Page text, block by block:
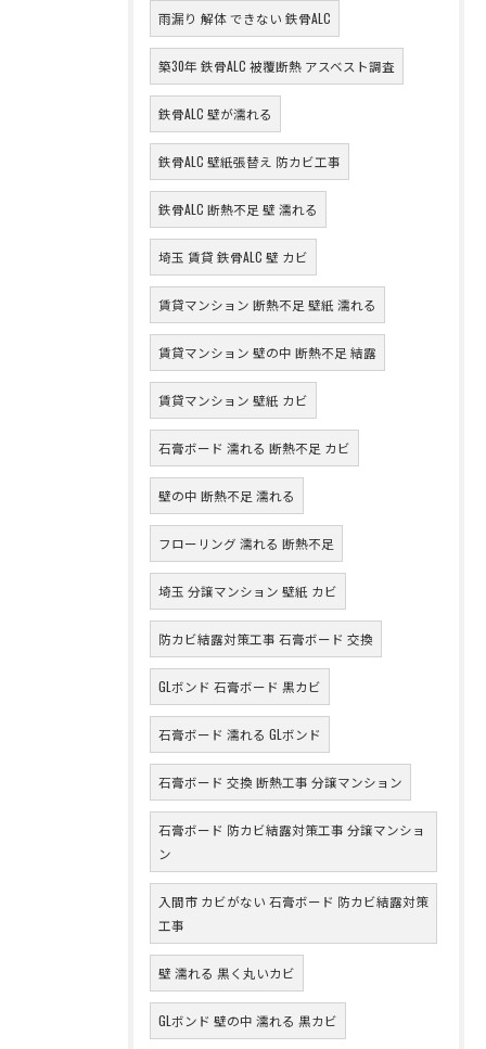
雨漏り 解体 できない 鉄骨ALC
築30年 鉄骨ALC 被覆断熱 アスベスト調査
鉄骨ALC 壁が濡れる
鉄骨ALC 壁紙張替え 防カビ工事
鉄骨ALC 断熱不足 壁 濡れる
埼玉 賃貸 鉄骨ALC 壁 カビ
賃貸マンション 断熱不足 壁紙 濡れる
賃貸マンション 壁の中 断熱不足 結露
賃貸マンション 壁紙 カビ
石膏ボード 濡れる 断熱不足 カビ
壁の中 断熱不足 濡れる
フローリング 濡れる 断熱不足
埼玉 分譲マンション 壁紙 カビ
防カビ結露対策工事 石膏ボード 交換
GLボンド 石膏ボード 黒カビ
石膏ボード 濡れる GLボンド
石膏ボード 交換 断熱工事 分譲マンション
石膏ボード 防カビ結露対策工事 分譲マンショ
ン
入間市 カビがない 石膏ボード 防カビ結露対策
工事
壁 濡れる 黒く丸いカビ
GLボンド 壁の中 濡れる 黒カビ